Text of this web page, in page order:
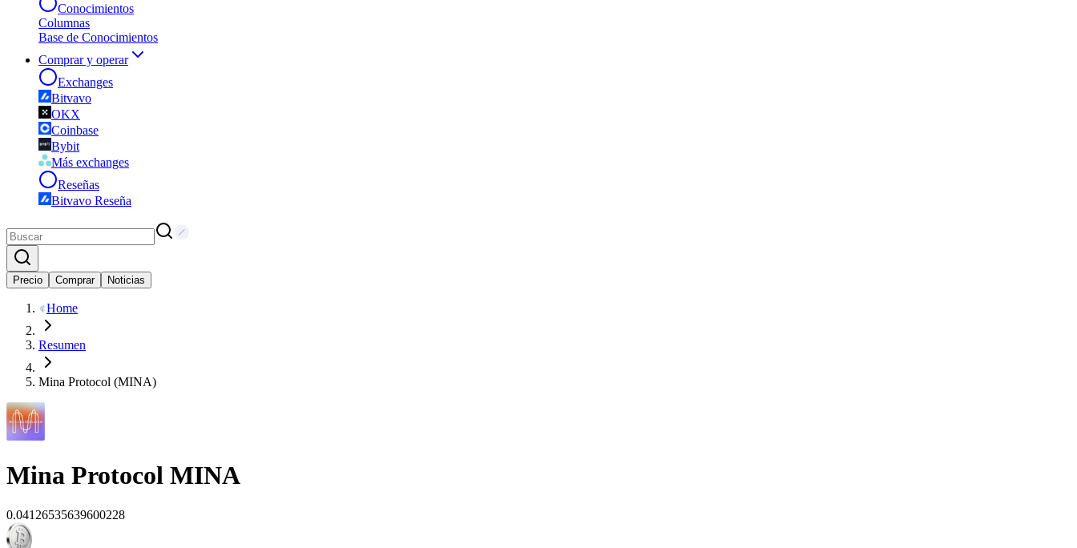
Conocimientos
Columnas
Base de Conocimientos
Comprar y operar
Exchanges
Bitvavo
OKX
Coinbase
Bybit
Más exchanges
Reseñas
Bitvavo Reseña
Precio Comprar Noticias
Home
Resumen
Mina Protocol (MINA)
Mina Protocol MINA
0.04126535639600228